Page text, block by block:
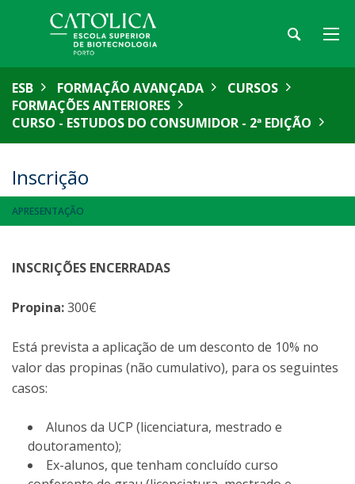
ESB FORMAÇÃO AVANÇADA
CURSOS
FORMAÇÕES ANTERIORES
CURSO - ESTUDOS DO CONSUMIDOR - 2ª EDIÇÃO
Inscrição
APRESENTAÇÃO
INSCRIÇÕES ENCERRADAS
Propina:300€
Está prevista a aplicação de um desconto de 10% no
valor das propinas (não cumulativo), para os seguintes
casos:
Alunos da UCP (licenciatura, mestrado e
doutoramento);
Ex-alunos, que tenham concluído curso